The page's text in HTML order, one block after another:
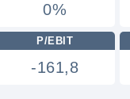
0%
P/EBIT
-161,8